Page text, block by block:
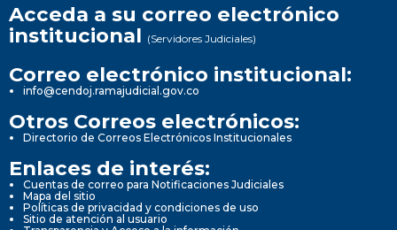
Acceda a su correo electrónico
institucional (Servidores Judiciales)
Correo electrónico institucional:
info@cendoj.ramajudicial.gov.co
Otros Correos electrónicos:
Directorio de Correos Electrónicos Institucionales
Enlaces de interés:
Cuentas de correo para Notificaciones Judiciales
Mapa del sitio
Políticas de privacidad y condiciones de uso
Sitio de atención al usuario